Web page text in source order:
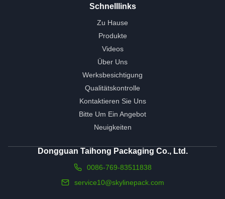
Schnelllinks
Zu Hause
Produkte
Videos
Über Uns
Werksbesichtigung
Qualitätskontrolle
Kontaktieren Sie Uns
Bitte Um Ein Angebot
Neuigkeiten
Dongguan Taihong Packaging Co., Ltd.
0086-769-83511838
service10@skylinepack.com